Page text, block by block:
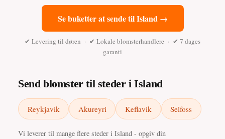
Se buketter at sende til Island →
✔ Levering til døren · ✔ Lokale blomsterhandlere · ✔ 7 dages
garanti
Send blomster til steder i Island
Reykjavik Akureyri Keflavik Selfoss
Vi leverer til mange flere steder i Island - opgiv din